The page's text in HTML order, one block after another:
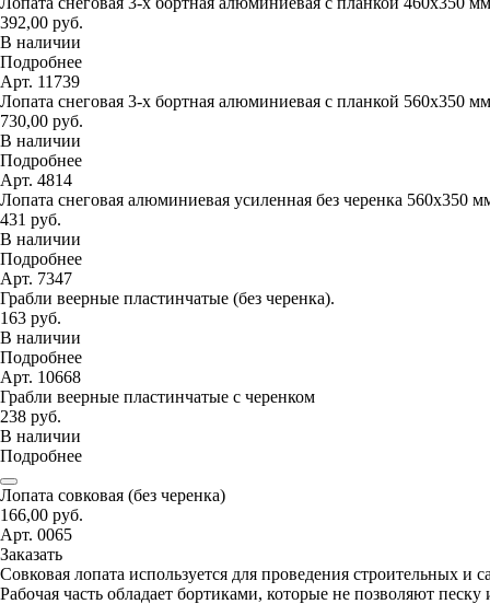
392,00 руб.
В наличии
Подробнее
Арт. 11739
Лопата снеговая 3-х бортная алюминиевая с планкой 560х350 мм
730,00 руб.
В наличии
Подробнее
Арт. 4814
Лопата снеговая алюминиевая усиленная без черенка 560х350
431 руб.
В наличии
Подробнее
Арт. 7347
Грабли веерные пластинчатые (без черенка).
163 руб.
В наличии
Подробнее
Арт. 10668
Грабли веерные пластинчатые с черенком
238 руб.
В наличии
Подробнее
Лопата совковая (без черенка)
166,00 руб.
Арт. 0065
Заказать
Совковая лопата используется для проведения строительных и
Рабочая часть обладает бортиками, которые не позволяют